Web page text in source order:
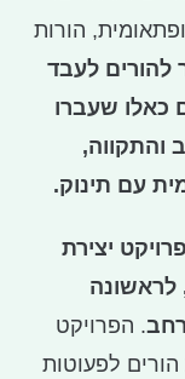
הורות
להורים לעבד
כאלו שעברו
והתקווה,
עם תינוק.
פרויקט יצירת
לראשונה
. הפרויקט
הורים לפעוטות